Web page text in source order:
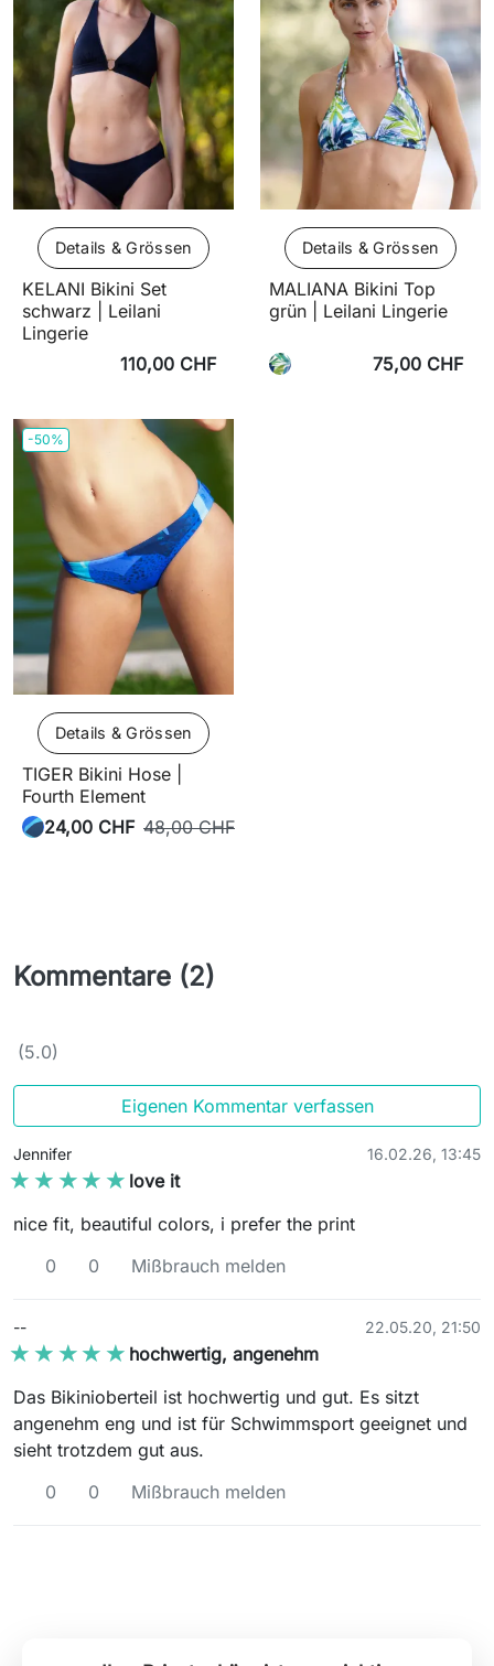
Details & Grössen
KELANI Bikini Set
schwarz | Leilani
Lingerie
110,00 CHF
Details & Grössen
MALIANA Bikini Top
grün | Leilani Lingerie
75,00 CHF
-50%
Details & Grössen
TIGER Bikini Hose |
Fourth Element
24,00 CHF 48,00 CHF
Kommentare (2)
(5.0)
Eigenen Kommentar verfassen
Jennifer 16.02.26, 13:45
★★★★★
★★★★★ love it
nice fit, beautiful colors, i prefer the print
0
0 Mißbrauch melden
-- 22.05.20, 21:50
★★★★★
★★★★★ hochwertig, angenehm
Das Bikinioberteil ist hochwertig und gut. Es sitzt
angenehm eng und ist für Schwimmsport geeignet und
sieht trotzdem gut aus.
0
0 Mißbrauch melden